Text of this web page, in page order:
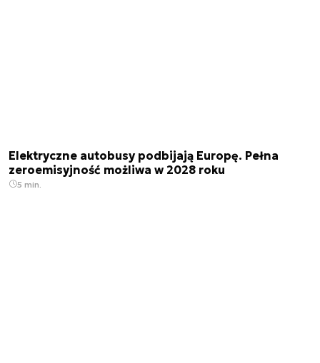
Elektryczne autobusy podbijają Europę. Pełna
zeroemisyjność możliwa w 2028 roku
5 min.